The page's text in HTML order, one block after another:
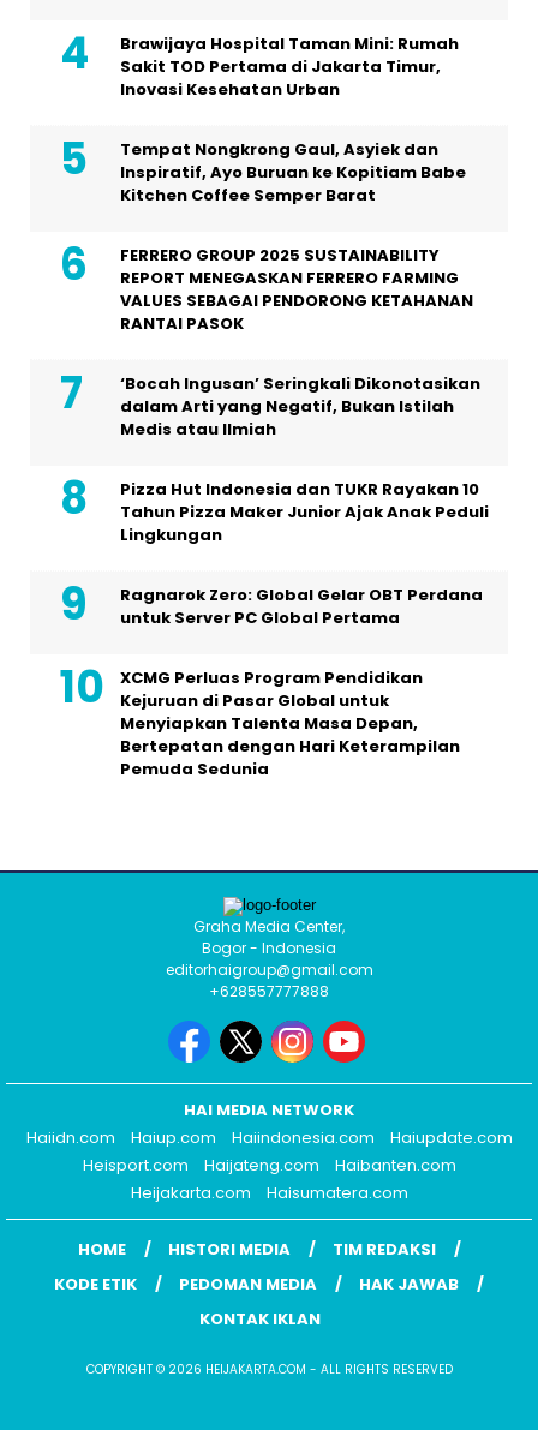
Brawijaya Hospital Taman Mini: Rumah
Sakit TOD Pertama di Jakarta Timur,
Inovasi Kesehatan Urban
Tempat Nongkrong Gaul, Asyiek dan
Inspiratif, Ayo Buruan ke Kopitiam Babe
Kitchen Coffee Semper Barat
FERRERO GROUP 2025 SUSTAINABILITY
REPORT MENEGASKAN FERRERO FARMING
VALUES SEBAGAI PENDORONG KETAHANAN
RANTAI PASOK
‘Bocah Ingusan’ Seringkali Dikonotasikan
dalam Arti yang Negatif, Bukan Istilah
Medis atau Ilmiah
Pizza Hut Indonesia dan TUKR Rayakan 10
Tahun Pizza Maker Junior Ajak Anak Peduli
Lingkungan
Ragnarok Zero: Global Gelar OBT Perdana
untuk Server PC Global Pertama
XCMG Perluas Program Pendidikan
Kejuruan di Pasar Global untuk
Menyiapkan Talenta Masa Depan,
Bertepatan dengan Hari Keterampilan
Pemuda Sedunia
Graha Media Center,
Bogor - Indonesia
editorhaigroup@gmail.com
+628557777888
HAI MEDIA NETWORK
Haiidn.com
Haiup.com Haiindonesia.com
Haiupdate.com
Heisport.com
Haijateng.com
Haibanten.com
Heijakarta.com
Haisumatera.com
HOME HISTORI MEDIA
TIM REDAKSI
KODE ETIK
PEDOMAN MEDIA
HAK JAWAB
KONTAK IKLAN
COPYRIGHT © 2026 HEIJAKARTA.COM - ALL RIGHTS RESERVED